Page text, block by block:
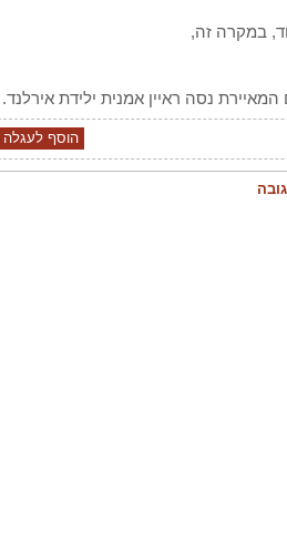
במקרה זה,
נסה ראיין אמנית ילידת אירלנד.